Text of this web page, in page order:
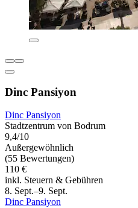
Dinc Pansiyon
Dinc Pansiyon
Stadtzentrum von Bodrum
9,4/10
Außergewöhnlich
(55 Bewertungen)
110 €
inkl. Steuern & Gebühren
8. Sept.–9. Sept.
Dinc Pansiyon